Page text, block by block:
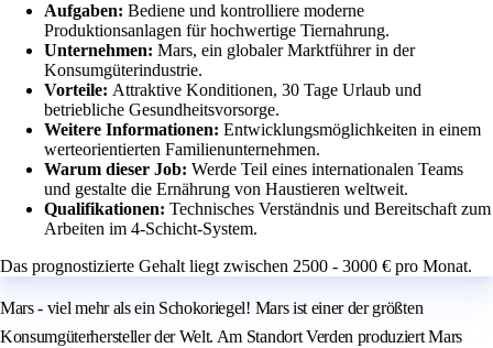
Aufgaben: Bediene und kontrolliere moderne
Produktionsanlagen für hochwertige Tiernahrung.
Unternehmen: Mars, ein globaler Marktführer in der
Konsumgüterindustrie.
Vorteile: Attraktive Konditionen, 30 Tage Urlaub und
betriebliche Gesundheitsvorsorge.
Weitere Informationen: Entwicklungsmöglichkeiten in einem
werteorientierten Familienunternehmen.
Warum dieser Job: Werde Teil eines internationalen Teams
und gestalte die Ernährung von Haustieren weltweit.
Qualifikationen: Technisches Verständnis und Bereitschaft zum
Arbeiten im 4-Schicht-System.
Das prognostizierte Gehalt liegt zwischen 2500 - 3000 € pro Monat.
Mars - viel mehr als ein Schokoriegel! Mars ist einer der größten
Konsumgüterhersteller der Welt. Am Standort Verden produziert Mars